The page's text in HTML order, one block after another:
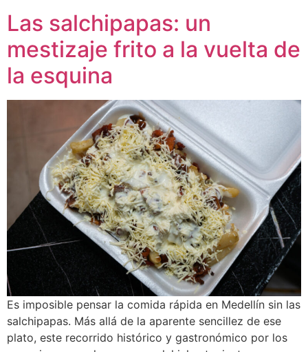
Las salchipapas: un
mestizaje frito a la vuelta de
la esquina
Es imposible pensar la comida rápida en Medellín sin las
salchipapas. Más allá de la aparente sencillez de ese
plato, este recorrido histórico y gastronómico por los